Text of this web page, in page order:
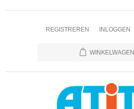
REGISTREREN INLOGGEN
WINKELWAGEN